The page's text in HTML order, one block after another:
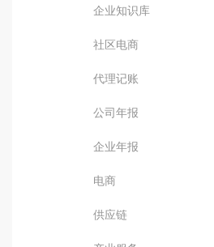
企业知识库
社区电商
代理记账
公司年报
企业年报
电商
供应链